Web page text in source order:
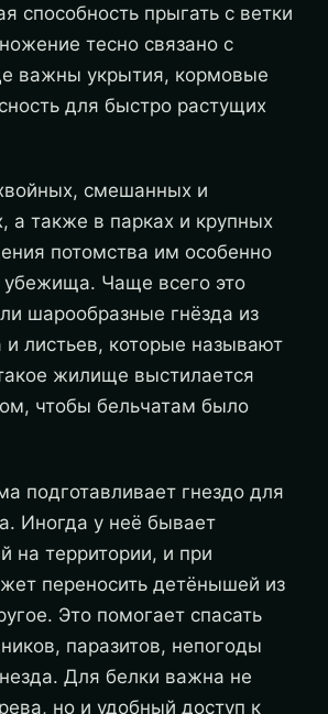
способность прыгать с ветки
тесно связано с
важны укрытия, кормовые
для быстро растущих
смешанных и
а также в парках и крупных
потомства им особенно
Чаще всего это
шарообразные гнёзда из
листьев, которые называют
жилище выстилается
чтобы бельчатам было
подготавливает гнездо для
Иногда у неё бывает
на территории, и при
переносить детёнышей из
Это помогает спасать
паразитов, непогоды
Для белки важна не
но и удобный доступ к